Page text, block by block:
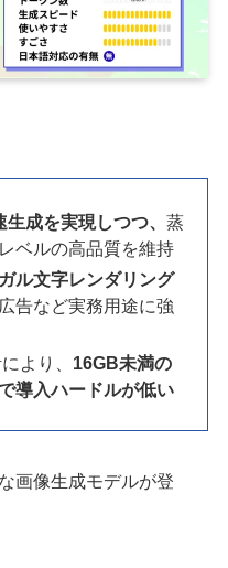
成を実現しつつ、 蒸
ベルの高品質を維持
ル文字レンダリング
告など実務用途に強
より、 16GB未満の
導入ハードルが低い
画像生成モデルが登